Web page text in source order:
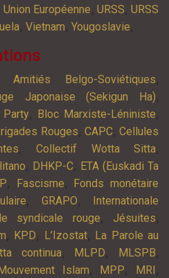
Union Européenne, URSS,URSS
, Vietnam, Yougoslavie,
Amitiés Belgo-Soviétiques,
Japonaise (Sekigun Ha),
Party, Bloc Marxiste-Léniniste,
Rouges, CAPC,Cellules
, Collectif Wotta Sitta,
, DHKP-C, ETA (Euskadi Ta
, Fascisme,
Fonds monétaire
, GRAPO,
Internationale
syndicale rouge, Jésuites,
, KPD, L’Izostat, La Parole au
continua, MLPD, MLSPB,
Mouvement Islam, MPP, MRI ,